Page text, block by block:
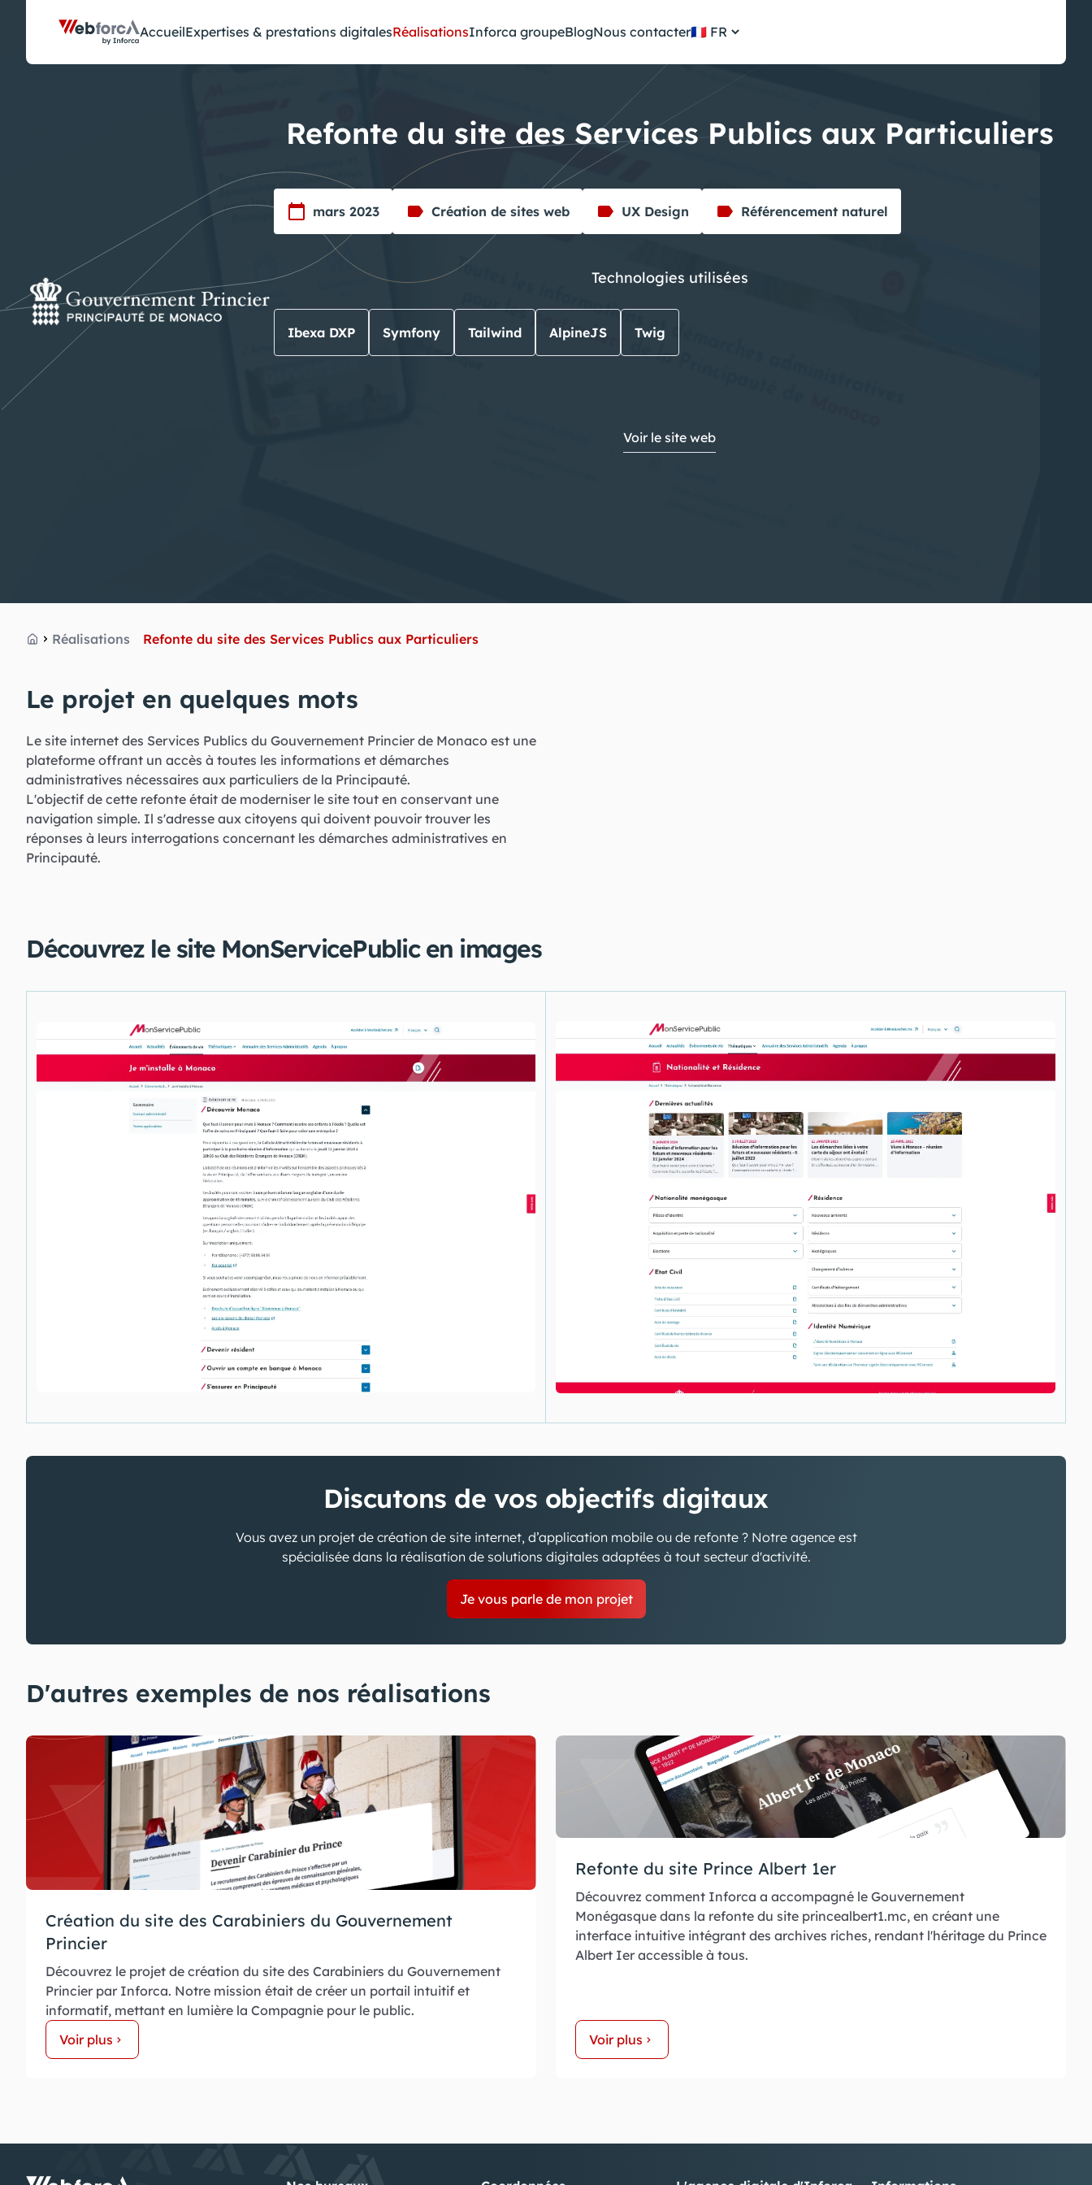
AccueilExpertises & prestations digitalesRéalisationsInforca groupeBlogNous contacter🇫🇷
Refonte du site des Services Publics aux Particuliers
mars 2023 Création de sites web UX Design Référencement naturel
Technologies utilisées
Ibexa DXP Symfony Tailwind AlpineJS Twig
Voir le site web
AccueilRéalisations Refonte du site des Services Publics aux Particuliers
Le projet en quelques mots
Le site internet des Services Publics du Gouvernement Princier de Monaco est une
plateforme offrant un accès à toutes les informations et démarches
administratives nécessaires aux particuliers de la Principauté.
L'objectif de cette refonte était de moderniser le site tout en conservant une
navigation simple. Il s'adresse aux citoyens qui doivent pouvoir trouver les
réponses à leurs interrogations concernant les démarches administratives en
Principauté.
Découvrez le site MonServicePublic en images
Discutons de vos objectifs digitaux
Vous avez un projet de création de site internet, d’application mobile ou de refonte ? Notre agence est
spécialisée dans la réalisation de solutions digitales adaptées à tout secteur d'activité.
Je vous parle de mon projet
D'autres exemples de nos réalisations
Création du site des Carabiniers du Gouvernement
Princier
Découvrez le projet de création du site des Carabiniers du Gouvernement
Princier par Inforca. Notre mission était de créer un portail intuitif et
informatif, mettant en lumière la Compagnie pour le public.
Voir plus
Refonte du site Prince Albert 1er
Découvrez comment Inforca a accompagné le Gouvernement
Monégasque dans la refonte du site princealbert1.mc, en créant une
interface intuitive intégrant des archives riches, rendant l'héritage du Prince
Albert Ier accessible à tous.
Voir plus